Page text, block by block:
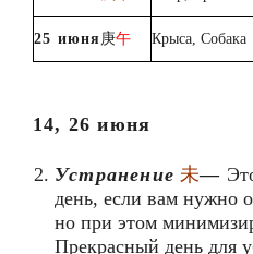
25 июня 庚午 Крыса, Собака
14, 26 июня
Устранение 未—
день, если вам нужно
но при этом
Прекрасный день для